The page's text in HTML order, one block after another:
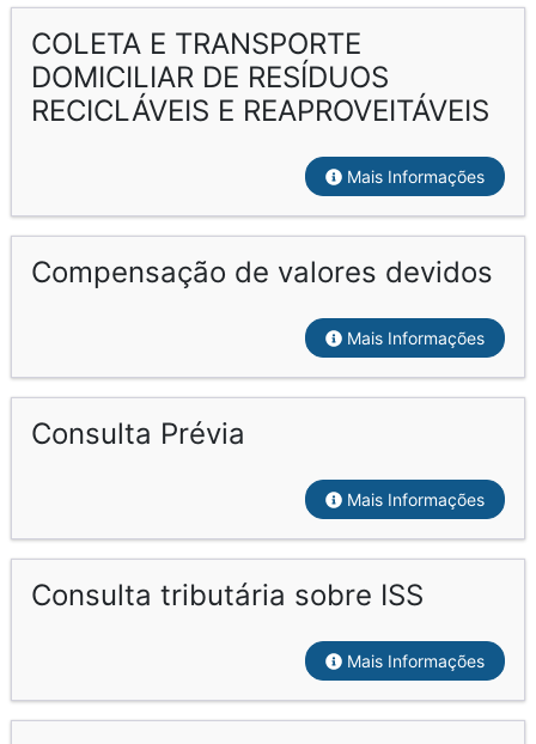
COLETA E TRANSPORTE
DOMICILIAR DE RESÍDUOS
RECICLÁVEIS E REAPROVEITÁVEIS
Mais Informações
Compensação de valores devidos
Mais Informações
Consulta Prévia
Mais Informações
Consulta tributária sobre ISS
Mais Informações